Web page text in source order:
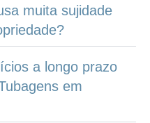
muita sujidade
a longo prazo
em